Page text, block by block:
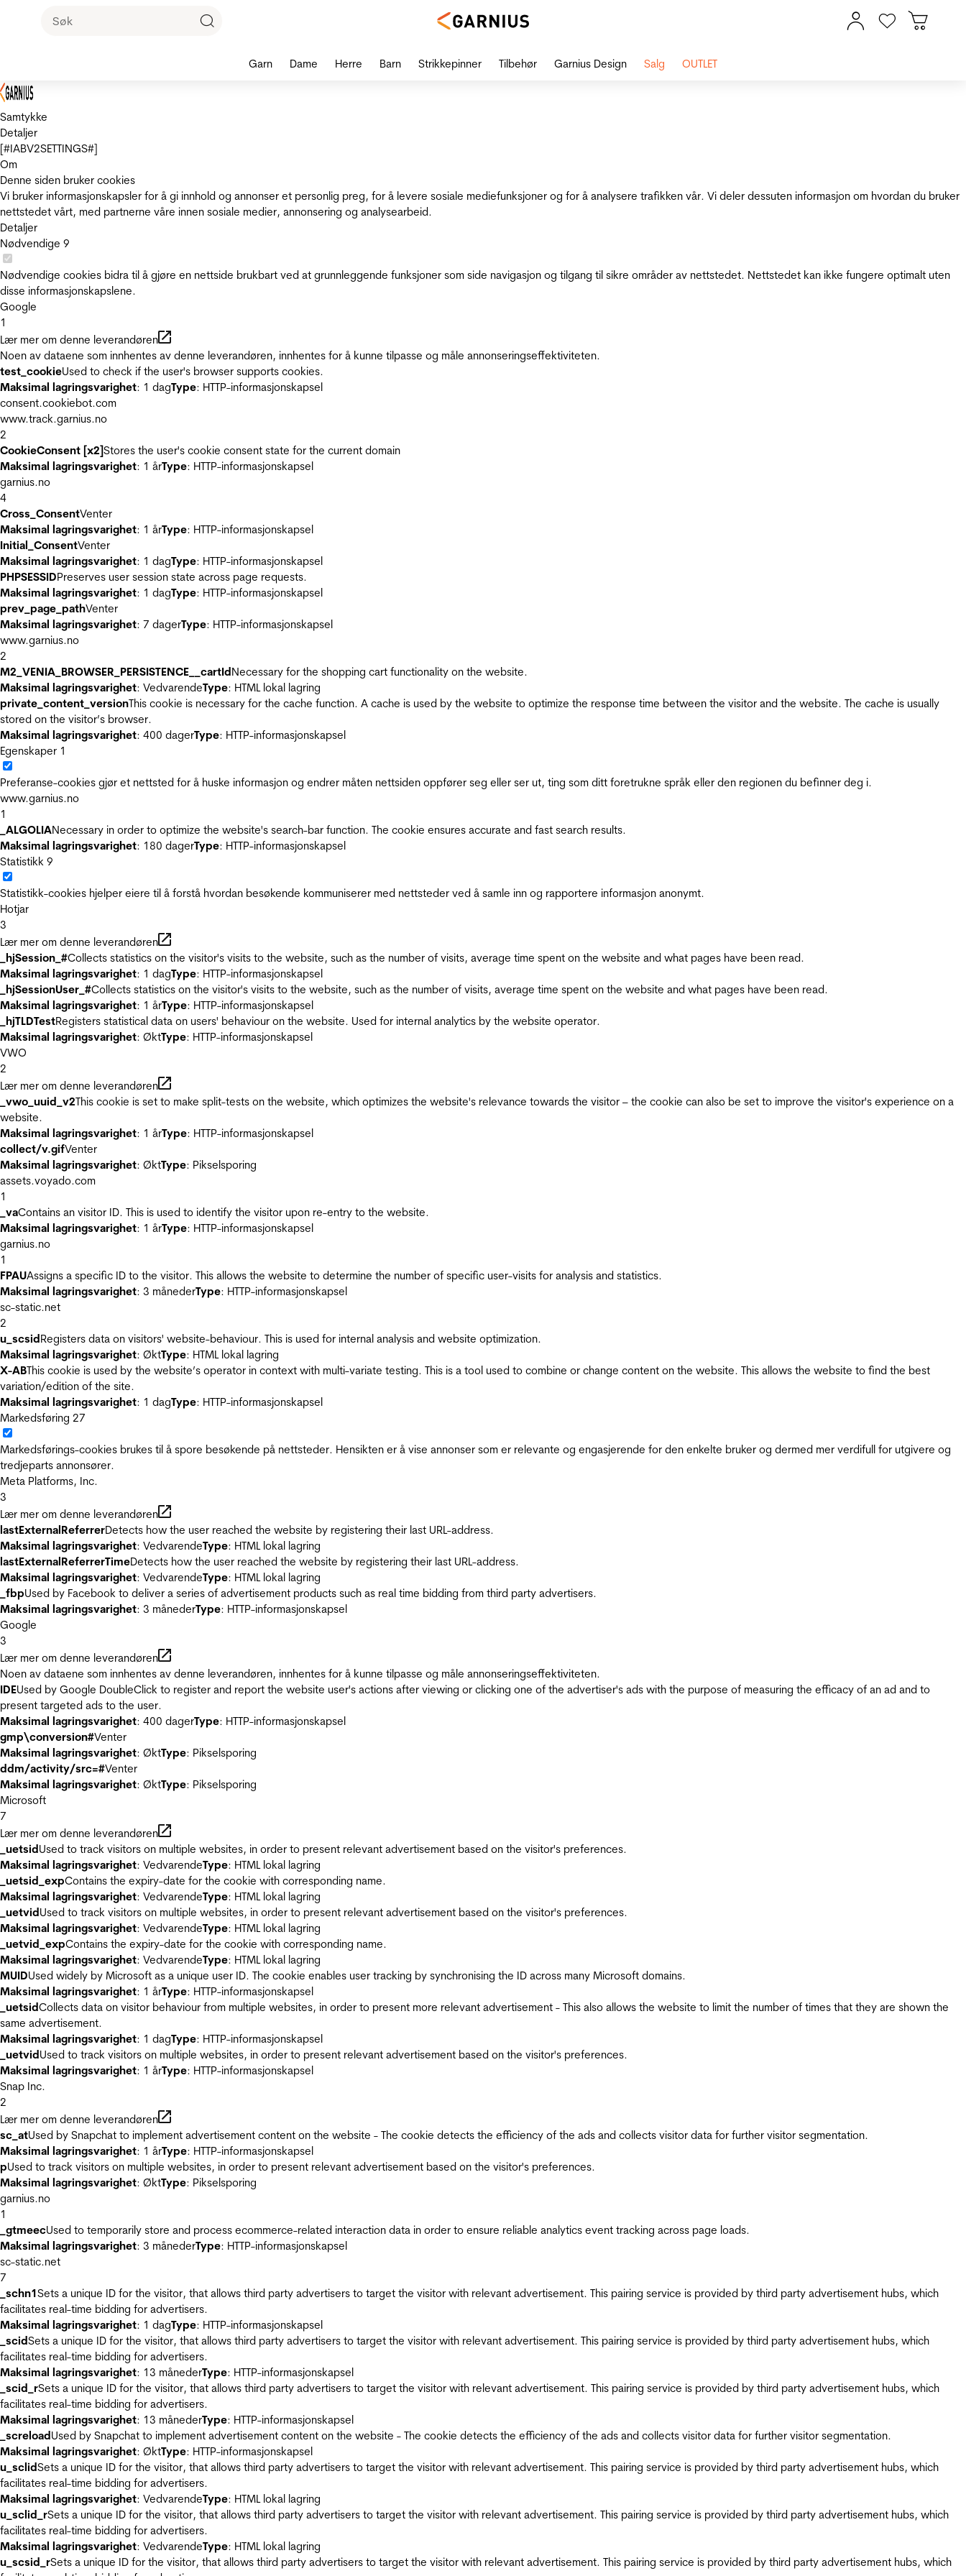
Samtykke
Detaljer
[#IABV2SETTINGS#]
Om
Denne siden bruker cookies
Vi bruker informasjonskapsler for å gi innhold og annonser et personlig preg, for å levere sosiale mediefunksjoner og for å analysere trafikken vår. Vi deler dessuten informasjon om hvordan du bruker
nettstedet vårt, med partnerne våre innen sosiale medier, annonsering og analysearbeid.
Detaljer
Nødvendige 9
Nødvendige cookies bidra til å gjøre en nettside brukbart ved at grunnleggende funksjoner som side navigasjon og tilgang til sikre områder av nettstedet. Nettstedet kan ikke fungere optimalt uten
disse informasjonskapslene.
Google
1
Lær mer om denne leverandøren
Noen av dataene som innhentes av denne leverandøren, innhentes for å kunne tilpasse og måle annonseringseffektiviteten.
test_cookieUsed to check if the user's browser supports cookies.
Maksimal lagringsvarighet: 1 dagType: HTTP-informasjonskapsel
consent.cookiebot.com
www.track.garnius.no
2
CookieConsent [x2]Stores the user's cookie consent state for the current domain
Maksimal lagringsvarighet: 1 årType: HTTP-informasjonskapsel
garnius.no
4
Cross_ConsentVenter
Maksimal lagringsvarighet: 1 årType: HTTP-informasjonskapsel
Initial_ConsentVenter
Maksimal lagringsvarighet: 1 dagType: HTTP-informasjonskapsel
PHPSESSIDPreserves user session state across page requests.
Maksimal lagringsvarighet: 1 dagType: HTTP-informasjonskapsel
prev_page_pathVenter
Maksimal lagringsvarighet: 7 dagerType: HTTP-informasjonskapsel
www.garnius.no
2
M2_VENIA_BROWSER_PERSISTENCE__cartIdNecessary for the shopping cart functionality on the website.
Maksimal lagringsvarighet: VedvarendeType: HTML lokal lagring
private_content_versionThis cookie is necessary for the cache function. A cache is used by the website to optimize the response time between the visitor and the website. The cache is usually
stored on the visitor’s browser.
Maksimal lagringsvarighet: 400 dagerType: HTTP-informasjonskapsel
Egenskaper 1
Preferanse-cookies gjør et nettsted for å huske informasjon og endrer måten nettsiden oppfører seg eller ser ut, ting som ditt foretrukne språk eller den regionen du befinner deg i.
www.garnius.no
1
_ALGOLIANecessary in order to optimize the website's search-bar function. The cookie ensures accurate and fast search results.
Maksimal lagringsvarighet: 180 dagerType: HTTP-informasjonskapsel
Statistikk 9
Statistikk-cookies hjelper eiere til å forstå hvordan besøkende kommuniserer med nettsteder ved å samle inn og rapportere informasjon anonymt.
Hotjar
3
Lær mer om denne leverandøren
_hjSession_#Collects statistics on the visitor's visits to the website, such as the number of visits, average time spent on the website and what pages have been read.
Maksimal lagringsvarighet: 1 dagType: HTTP-informasjonskapsel
_hjSessionUser_#Collects statistics on the visitor's visits to the website, such as the number of visits, average time spent on the website and what pages have been read.
Maksimal lagringsvarighet: 1 årType: HTTP-informasjonskapsel
_hjTLDTestRegisters statistical data on users' behaviour on the website. Used for internal analytics by the website operator.
Maksimal lagringsvarighet: ØktType: HTTP-informasjonskapsel
VWO
2
Lær mer om denne leverandøren
_vwo_uuid_v2This cookie is set to make split-tests on the website, which optimizes the website's relevance towards the visitor – the cookie can also be set to improve the visitor's experience on a
website.
Maksimal lagringsvarighet: 1 årType: HTTP-informasjonskapsel
collect/v.gifVenter
Maksimal lagringsvarighet: ØktType: Pikselsporing
assets.voyado.com
1
_vaContains an visitor ID. This is used to identify the visitor upon re-entry to the website.
Maksimal lagringsvarighet: 1 årType: HTTP-informasjonskapsel
garnius.no
1
FPAUAssigns a specific ID to the visitor. This allows the website to determine the number of specific user-visits for analysis and statistics.
Maksimal lagringsvarighet: 3 månederType: HTTP-informasjonskapsel
sc-static.net
2
u_scsidRegisters data on visitors' website-behaviour. This is used for internal analysis and website optimization.
Maksimal lagringsvarighet: ØktType: HTML lokal lagring
X-ABThis cookie is used by the website’s operator in context with multi-variate testing. This is a tool used to combine or change content on the website. This allows the website to find the best
variation/edition of the site.
Maksimal lagringsvarighet: 1 dagType: HTTP-informasjonskapsel
Markedsføring 27
Markedsførings-cookies brukes til å spore besøkende på nettsteder. Hensikten er å vise annonser som er relevante og engasjerende for den enkelte bruker og dermed mer verdifull for utgivere og
tredjeparts annonsører.
Meta Platforms, Inc.
3
Lær mer om denne leverandøren
lastExternalReferrerDetects how the user reached the website by registering their last URL-address.
Maksimal lagringsvarighet: VedvarendeType: HTML lokal lagring
lastExternalReferrerTimeDetects how the user reached the website by registering their last URL-address.
Maksimal lagringsvarighet: VedvarendeType: HTML lokal lagring
_fbpUsed by Facebook to deliver a series of advertisement products such as real time bidding from third party advertisers.
Maksimal lagringsvarighet: 3 månederType: HTTP-informasjonskapsel
Google
3
Lær mer om denne leverandøren
Noen av dataene som innhentes av denne leverandøren, innhentes for å kunne tilpasse og måle annonseringseffektiviteten.
IDEUsed by Google DoubleClick to register and report the website user's actions after viewing or clicking one of the advertiser's ads with the purpose of measuring the efficacy of an ad and to
present targeted ads to the user.
Maksimal lagringsvarighet: 400 dagerType: HTTP-informasjonskapsel
gmp\conversion#Venter
Maksimal lagringsvarighet: ØktType: Pikselsporing
ddm/activity/src=#Venter
Maksimal lagringsvarighet: ØktType: Pikselsporing
Microsoft
7
Lær mer om denne leverandøren
_uetsidUsed to track visitors on multiple websites, in order to present relevant advertisement based on the visitor's preferences.
Maksimal lagringsvarighet: VedvarendeType: HTML lokal lagring
_uetsid_expContains the expiry-date for the cookie with corresponding name.
Maksimal lagringsvarighet: VedvarendeType: HTML lokal lagring
_uetvidUsed to track visitors on multiple websites, in order to present relevant advertisement based on the visitor's preferences.
Maksimal lagringsvarighet: VedvarendeType: HTML lokal lagring
_uetvid_expContains the expiry-date for the cookie with corresponding name.
Maksimal lagringsvarighet: VedvarendeType: HTML lokal lagring
MUIDUsed widely by Microsoft as a unique user ID. The cookie enables user tracking by synchronising the ID across many Microsoft domains.
Maksimal lagringsvarighet: 1 årType: HTTP-informasjonskapsel
_uetsidCollects data on visitor behaviour from multiple websites, in order to present more relevant advertisement - This also allows the website to limit the number of times that they are shown the
same advertisement.
Maksimal lagringsvarighet: 1 dagType: HTTP-informasjonskapsel
_uetvidUsed to track visitors on multiple websites, in order to present relevant advertisement based on the visitor's preferences.
Maksimal lagringsvarighet: 1 årType: HTTP-informasjonskapsel
Snap Inc.
2
Lær mer om denne leverandøren
sc_atUsed by Snapchat to implement advertisement content on the website - The cookie detects the efficiency of the ads and collects visitor data for further visitor segmentation.
Maksimal lagringsvarighet: 1 årType: HTTP-informasjonskapsel
pUsed to track visitors on multiple websites, in order to present relevant advertisement based on the visitor's preferences.
Maksimal lagringsvarighet: ØktType: Pikselsporing
garnius.no
1
_gtmeecUsed to temporarily store and process ecommerce-related interaction data in order to ensure reliable analytics event tracking across page loads.
Maksimal lagringsvarighet: 3 månederType: HTTP-informasjonskapsel
sc-static.net
7
_schn1Sets a unique ID for the visitor, that allows third party advertisers to target the visitor with relevant advertisement. This pairing service is provided by third party advertisement hubs, which
facilitates real-time bidding for advertisers.
Maksimal lagringsvarighet: 1 dagType: HTTP-informasjonskapsel
_scidSets a unique ID for the visitor, that allows third party advertisers to target the visitor with relevant advertisement. This pairing service is provided by third party advertisement hubs, which
facilitates real-time bidding for advertisers.
Maksimal lagringsvarighet: 13 månederType: HTTP-informasjonskapsel
_scid_rSets a unique ID for the visitor, that allows third party advertisers to target the visitor with relevant advertisement. This pairing service is provided by third party advertisement hubs, which
facilitates real-time bidding for advertisers.
Maksimal lagringsvarighet: 13 månederType: HTTP-informasjonskapsel
_screloadUsed by Snapchat to implement advertisement content on the website - The cookie detects the efficiency of the ads and collects visitor data for further visitor segmentation.
Maksimal lagringsvarighet: ØktType: HTTP-informasjonskapsel
u_sclidSets a unique ID for the visitor, that allows third party advertisers to target the visitor with relevant advertisement. This pairing service is provided by third party advertisement hubs, which
facilitates real-time bidding for advertisers.
Maksimal lagringsvarighet: VedvarendeType: HTML lokal lagring
u_sclid_rSets a unique ID for the visitor, that allows third party advertisers to target the visitor with relevant advertisement. This pairing service is provided by third party advertisement hubs, which
facilitates real-time bidding for advertisers.
Maksimal lagringsvarighet: VedvarendeType: HTML lokal lagring
u_scsid_rSets a unique ID for the visitor, that allows third party advertisers to target the visitor with relevant advertisement. This pairing service is provided by third party advertisement hubs, which
Garn Dame Herre Barn Strikkepinner Tilbehør Garnius Design Salg OUTLET